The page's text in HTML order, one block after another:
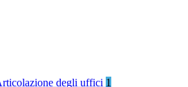
degli uffici 1